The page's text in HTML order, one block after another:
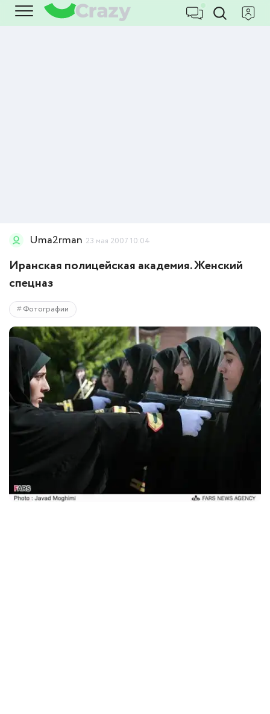
Uma2rman 23 мая 2007 10:04
Иранская полицейская академия. Женский
спецназ
Фотографии